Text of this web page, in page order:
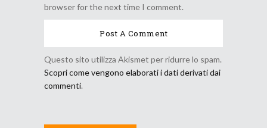
browser for the next time I comment.
Questo sito utilizza Akismet per ridurre lo spam.
Scopri come vengono elaborati i dati derivati dai
commenti.